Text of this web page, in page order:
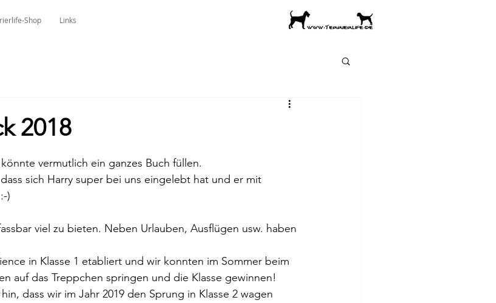
Shop Links
2018
vermutlich ein ganzes Buch füllen.
sich Harry super bei uns eingelebt hat und er mit
)
viel zu bieten. Neben Urlauben, Ausflügen usw. haben
in Klasse 1 etabliert und wir konnten im Sommer beim
auf das Treppchen springen und die Klasse gewinnen!
dass wir im Jahr 2019 den Sprung in Klasse 2 wagen